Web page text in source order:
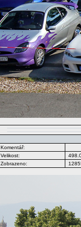
Komentář:
Velikost:
Zobrazeno: